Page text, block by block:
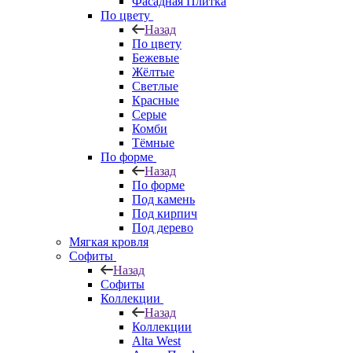
По цвету
Назад
По цвету
Бежевые
Жёлтые
Светлые
Красные
Серые
Комби
Тёмные
По форме
Назад
По форме
Под камень
Под кирпич
Под дерево
Мягкая кровля
Софиты
Назад
Софиты
Коллекции
Назад
Коллекции
Alta West